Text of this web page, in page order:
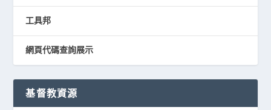
工具邦
網頁代碼查詢展示
基督教資源